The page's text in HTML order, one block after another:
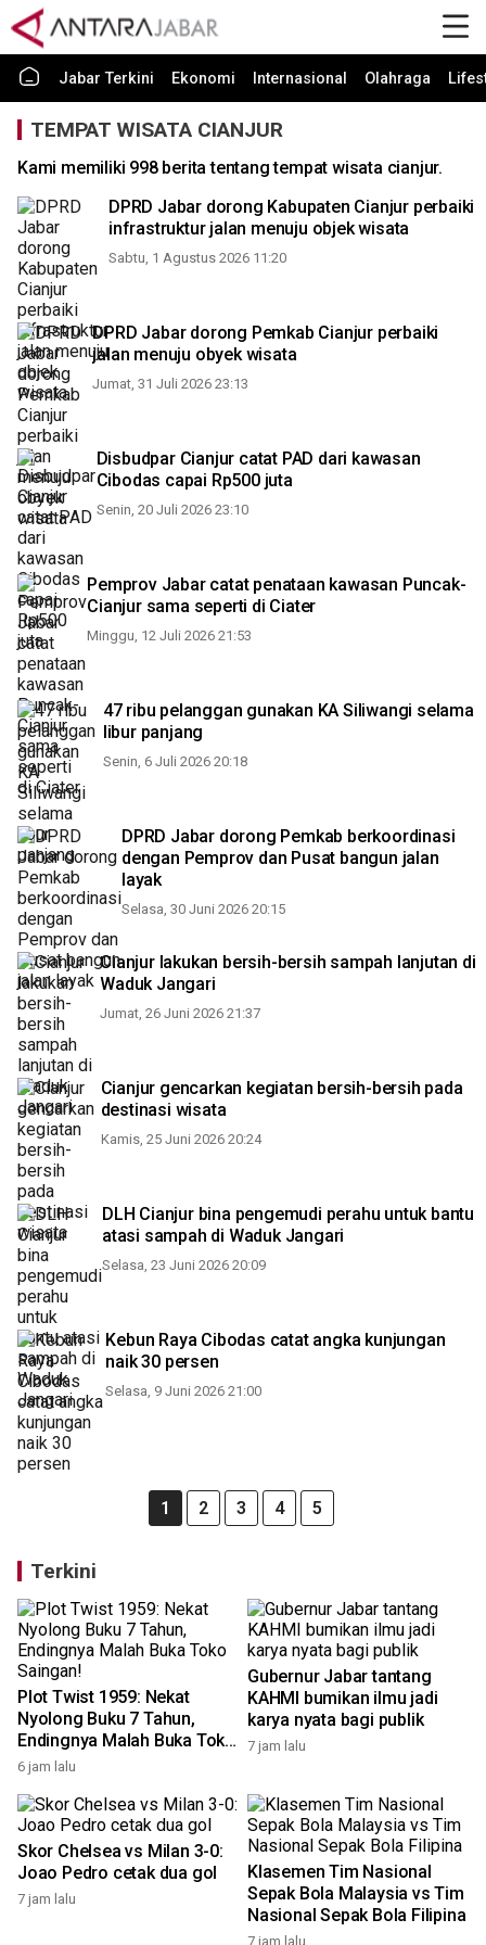
Jabar Terkini Ekonomi Internasional Olahraga
TEMPAT WISATA CIANJUR
Kami memiliki 998 berita tentang tempat wisata cianjur.
DPRD Jabar dorong Kabupaten Cianjur perbaiki
infrastruktur jalan menuju objek wisata
Sabtu, 1 Agustus 2026 11:20
DPRD Jabar dorong Pemkab Cianjur perbaiki
jalan menuju obyek wisata
Jumat, 31 Juli 2026 23:13
Disbudpar Cianjur catat PAD dari kawasan
Cibodas capai Rp500 juta
Senin, 20 Juli 2026 23:10
Pemprov Jabar catat penataan kawasan Puncak-
Cianjur sama seperti di Ciater
Minggu, 12 Juli 2026 21:53
47 ribu pelanggan gunakan KA Siliwangi selama
libur panjang
Senin, 6 Juli 2026 20:18
DPRD Jabar dorong Pemkab berkoordinasi
dengan Pemprov dan Pusat bangun jalan
layak
Selasa, 30 Juni 2026 20:15
Cianjur lakukan bersih-bersih sampah lanjutan di
Waduk Jangari
Jumat, 26 Juni 2026 21:37
Cianjur gencarkan kegiatan bersih-bersih pada
destinasi wisata
Kamis, 25 Juni 2026 20:24
DLH Cianjur bina pengemudi perahu untuk bantu
atasi sampah di Waduk Jangari
Selasa, 23 Juni 2026 20:09
Kebun Raya Cibodas catat angka kunjungan
naik 30 persen
Selasa, 9 Juni 2026 21:00
1 2 3 4 5
Terkini
Plot Twist 1959: Nekat
Nyolong Buku 7 Tahun,
Endingnya Malah Buka Toko
Saingan!
6 jam lalu
Gubernur Jabar tantang
KAHMI bumikan ilmu jadi
karya nyata bagi publik
7 jam lalu
Skor Chelsea vs Milan 3-0:
Joao Pedro cetak dua gol
7 jam lalu
Klasemen Tim Nasional
Sepak Bola Malaysia vs Tim
Nasional Sepak Bola Filipina
7 jam lalu